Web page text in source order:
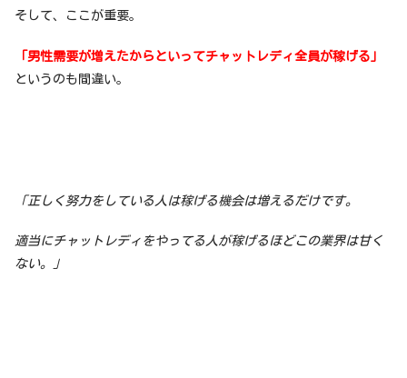
そして、ここが重要。
「男性需要が増えたからといってチャットレディ全員が稼げる」
というのも間違い。
「正しく努力をしている人は稼げる機会は増えるだけです。
適当にチャットレディをやってる人が稼げるほどこの業界は甘く
ない。」